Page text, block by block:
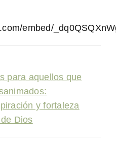
embed/
para aquellos que
y fortaleza
Dios